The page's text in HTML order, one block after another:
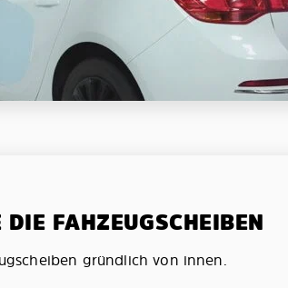
FAHZEUGSCHEIBEN
gründlich von innen.